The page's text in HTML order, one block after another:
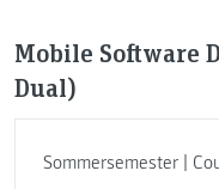
Mobile Software
Dual)
Sommersemester |